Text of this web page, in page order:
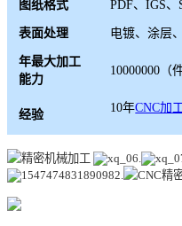
图纸格式 PDF、IGS
表面处理 电镀、涂层
年最大加工
能力
10000000（
经验
10年CNC加